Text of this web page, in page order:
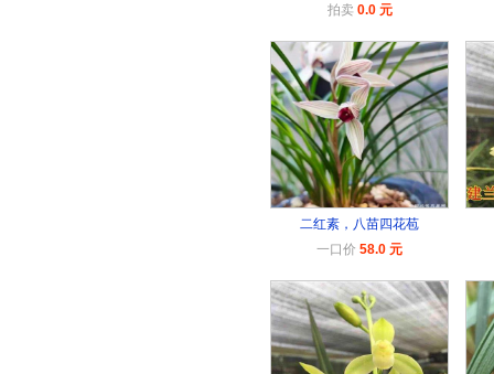
拍卖 0.0 元
二红素，八苗四花苞
一口价 58.0 元